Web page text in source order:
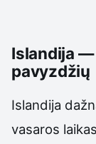
Islandija —
pavyzdžių
Islandija
vasaros